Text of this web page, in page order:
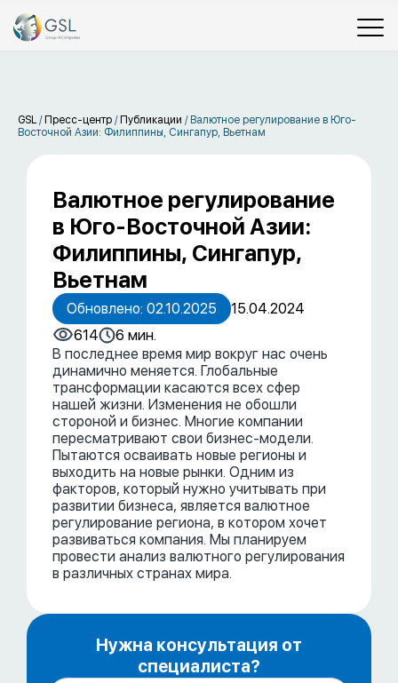
GSL / Пресс-центр / Публикации / Валютное регулирование в Юго-
Восточной Азии: Филиппины, Сингапур, Вьетнам
Валютное регулирование
в Юго-Восточной Азии:
Филиппины, Сингапур,
Вьетнам
Обновлено: 02.10.2025
15.04.2024
614
6 мин.
В последнее время мир вокруг нас очень
динамично меняется. Глобальные
трансформации касаются всех сфер
нашей жизни. Изменения не обошли
стороной и бизнес. Многие компании
пересматривают свои бизнес-модели.
Пытаются осваивать новые регионы и
выходить на новые рынки. Одним из
факторов, который нужно учитывать при
развитии бизнеса, является валютное
регулирование региона, в котором хочет
развиваться компания. Мы планируем
провести анализ валютного регулирования
в различных странах мира.
Нужна консультация от
специалиста?